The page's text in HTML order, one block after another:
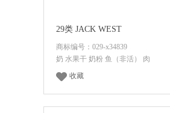
29类 JACK WEST
商标编号：029-x34839
奶 水果干 奶粉 鱼（非活） 肉
收藏